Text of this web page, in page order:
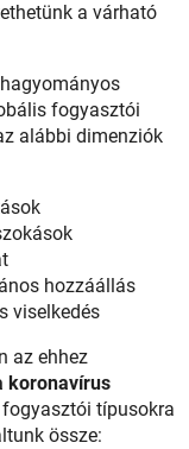
a várható
fogyasztói
alábbi dimenziók
hozzáállás
viselkedés
az ehhez
koronavírus
fogyasztói típusokra
össze: